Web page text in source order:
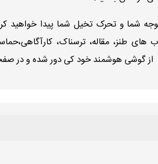
شما و تحرک تخیل شما پیدا خواهید
طنز، مقاله، ترسناک،
یا از گوشی هوشمند خود کی دور شده و در